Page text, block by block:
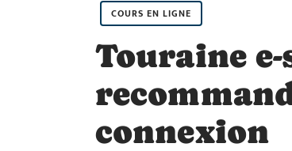
COURS EN LIGNE
Touraine
connexion